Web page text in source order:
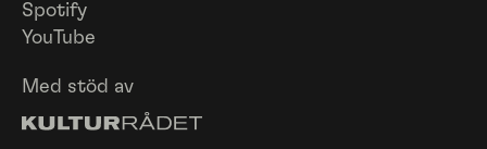
Spotify
YouTube
Med stöd av